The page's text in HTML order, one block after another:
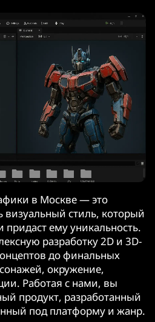
в Москве — это
визуальный стиль, который
ему уникальность.
разработку 2D и 3D-
до финальных
окружение,
Работая с нами, вы
продукт, разработанный
под платформу и жанр.